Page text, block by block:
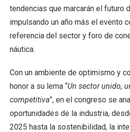
tendencias que marcarán el futuro
impulsando un año más el evento
referencia del sector y foro de
náutica.
Con un ambiente de optimismo y
honor a su lema “Un sector unido,
competitiva”, en el congreso se
oportunidades de la industria,
2025 hasta la sostenibilidad, la